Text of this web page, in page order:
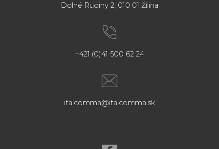
Dolné Rudiny 2, 010 01 Žilina
+421 (0)41 500 62 24
italcomma@italcomma.sk